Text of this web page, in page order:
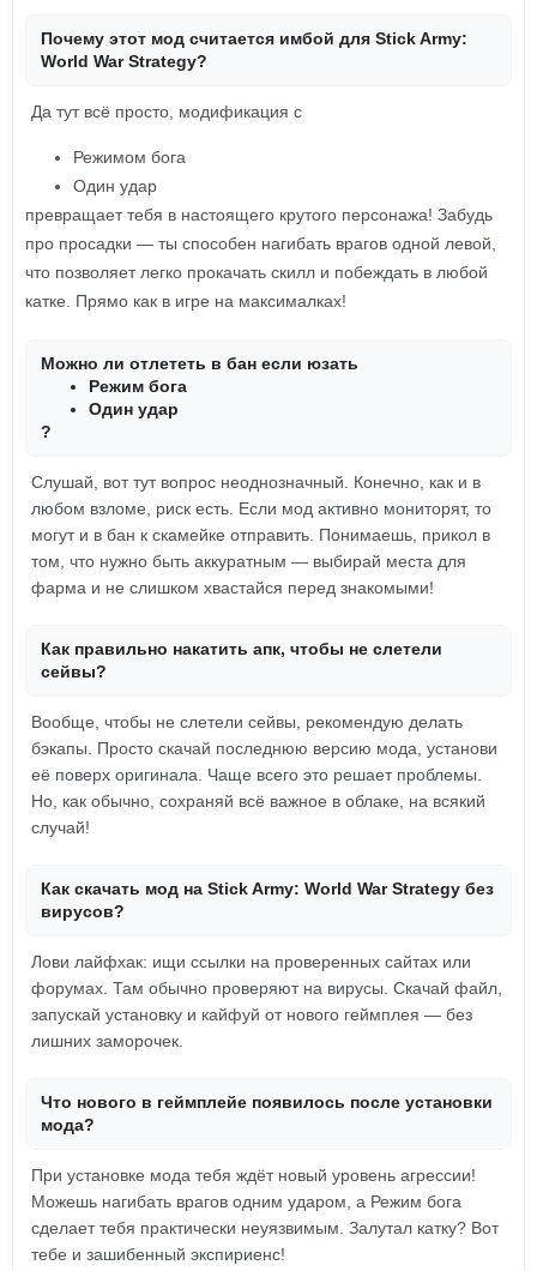
Почему этот мод считается имбой для Stick Army:
World War Strategy?
Да тут всё просто, модификация с
Режимом бога
Один удар
превращает тебя в настоящего крутого персонажа! Забудь
про просадки — ты способен нагибать врагов одной левой,
что позволяет легко прокачать скилл и побеждать в любой
катке. Прямо как в игре на максималках!
Можно ли отлететь в бан если юзать
Режим бога
Один удар
?
Слушай, вот тут вопрос неоднозначный. Конечно, как и в
любом взломе, риск есть. Если мод активно мониторят, то
могут и в бан к скамейке отправить. Понимаешь, прикол в
том, что нужно быть аккуратным — выбирай места для
фарма и не слишком хвастайся перед знакомыми!
Как правильно накатить апк, чтобы не слетели
сейвы?
Вообще, чтобы не слетели сейвы, рекомендую делать
бэкапы. Просто скачай последнюю версию мода, установи
её поверх оригинала. Чаще всего это решает проблемы.
Но, как обычно, сохраняй всё важное в облаке, на всякий
случай!
Как скачать мод на Stick Army: World War Strategy без
вирусов?
Лови лайфхак: ищи ссылки на проверенных сайтах или
форумах. Там обычно проверяют на вирусы. Скачай файл,
запускай установку и кайфуй от нового геймплея — без
лишних заморочек.
Что нового в геймплейе появилось после установки
мода?
При установке мода тебя ждёт новый уровень агрессии!
Можешь нагибать врагов одним ударом, а Режим бога
сделает тебя практически неуязвимым. Залутал катку? Вот
тебе и зашибенный экспириенс!